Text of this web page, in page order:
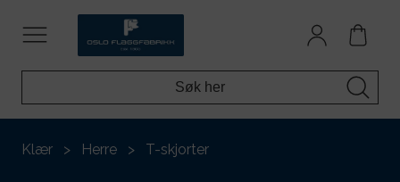
Klær Herre T-skjorter